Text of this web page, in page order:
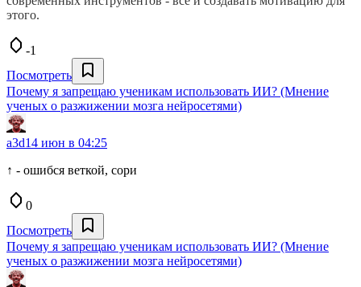
этого.
-1
Посмотреть
Почему я запрещаю ученикам использовать ИИ? (Мнение
ученых о разжижении мозга нейросетями)
a3d14 июн в 04:25
↑ - ошибся веткой, сори
0
Посмотреть
Почему я запрещаю ученикам использовать ИИ? (Мнение
ученых о разжижении мозга нейросетями)